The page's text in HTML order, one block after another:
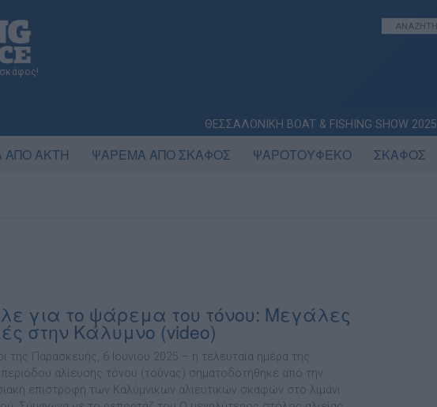
ΘΕΣΣΑΛΟΝΙΚΗ BOAT & FISHING SHOW 2025
ΑΚΤΗ ΨΑΡΕΜΑ ΑΠΟ ΣΚΑΦΟΣ ΨΑΡΟΤΟΥΦΕΚΟ ΣΚΑΦΟΣ
για το ψάρεμα του τόνου: Μεγάλες
στην Κάλυμνο (video)
της Παρασκευής, 6 Ιουνίου 2025 – η τελευταία ημέρα της
περιόδου αλίευσης τόνου (τούνας) σηματοδοτήθηκε από την
επιστροφή των Καλύμνικων αλιευτικών σκαφών στο λιμάνι